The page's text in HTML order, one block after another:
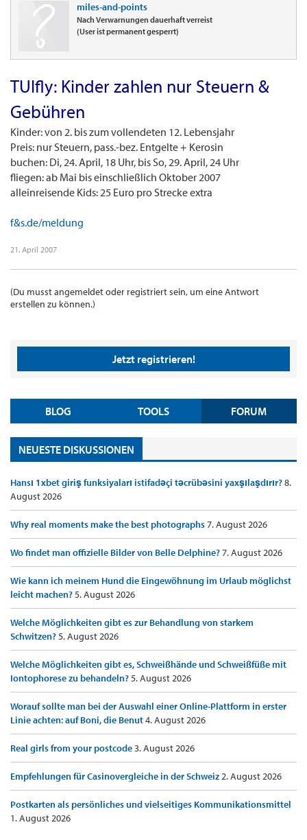
miles-and-points
Nach Verwarnungen dauerhaft verreist
(User ist permanent gesperrt)
TUIfly: Kinder zahlen nur Steuern &
Gebühren
Kinder: von 2. bis zum vollendeten 12. Lebensjahr
Preis: nur Steuern, pass.-bez. Entgelte + Kerosin
buchen: Di, 24. April, 18 Uhr, bis So, 29. April, 24 Uhr
fliegen: ab Mai bis einschließlich Oktober 2007
alleinreisende Kids: 25 Euro pro Strecke extra
f&s.de/meldung
21. April 2007
(Du musst angemeldet oder registriert sein, um eine Antwort
erstellen zu können.)
Jetzt registrieren!
BLOG TOOLS FORUM
NEUESTE DISKUSSIONEN
Hansı 1xbet giriş funksiyaları istifadəçi təcrübəsini yaxşılaşdırır?8.
August 2026
Why real moments make the best photographs7. August 2026
Wo findet man offizielle Bilder von Belle Delphine?7. August 2026
Wie kann ich meinem Hund die Eingewöhnung im Urlaub möglichst
leicht machen?5. August 2026
Welche Möglichkeiten gibt es zur Behandlung von starkem
Schwitzen?5. August 2026
Welche Möglichkeiten gibt es, Schweißhände und Schweißfüße mit
Iontophorese zu behandeln?5. August 2026
Worauf sollte man bei der Auswahl einer Online-Plattform in erster
Linie achten: auf Boni, die Benut4. August 2026
Real girls from your postcode3. August 2026
Empfehlungen für Casinovergleiche in der Schweiz2. August 2026
Postkarten als persönliches und vielseitiges Kommunikationsmittel
1. August 2026